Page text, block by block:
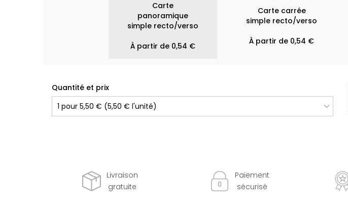
Carte
panoramique
simple recto/verso
À partir de 0,54 €
Carte carrée
simple recto/verso
À partir de 0,54 €
Quantité et prix
Livraison
gratuite
Paiement
sécurisé